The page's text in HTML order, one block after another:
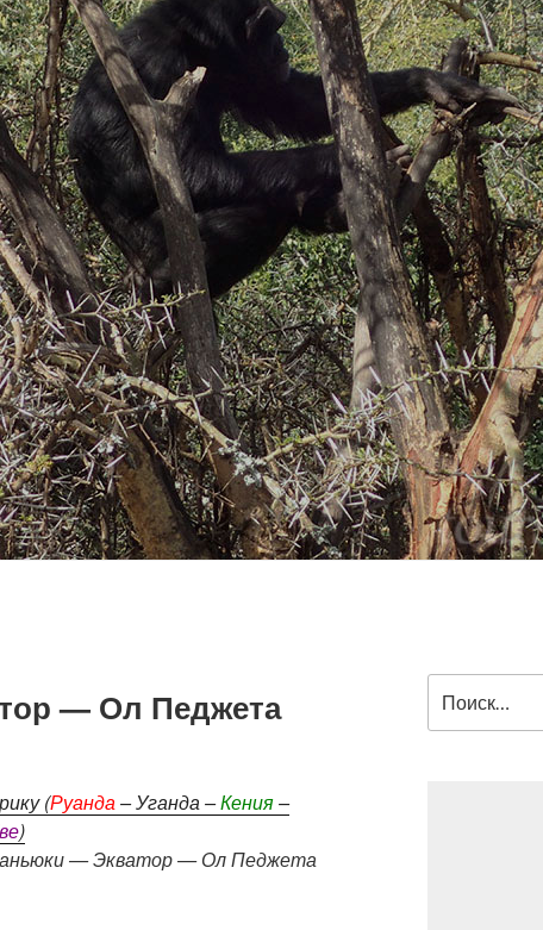
— Ол Педжета
(Руанда– Уганда –Кения–
)
— Экватор — Ол Педжета